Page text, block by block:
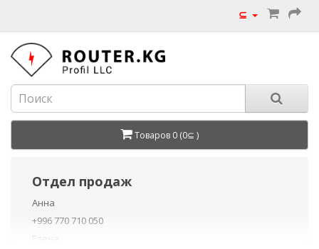
⊆
Товаров 0 (0⊆ )
Отдел продаж
Анна
+996 770 710 050
Елена